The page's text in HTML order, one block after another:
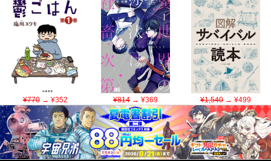
¥770→ ¥352 ¥814→ ¥369 ¥1,540→ ¥499